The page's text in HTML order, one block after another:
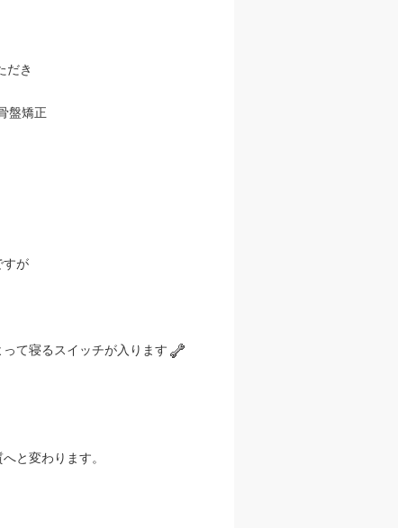
だき
盤矯正
すが
って寝るスイッチが入ります
と変わります。